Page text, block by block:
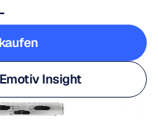
Insight
Insight